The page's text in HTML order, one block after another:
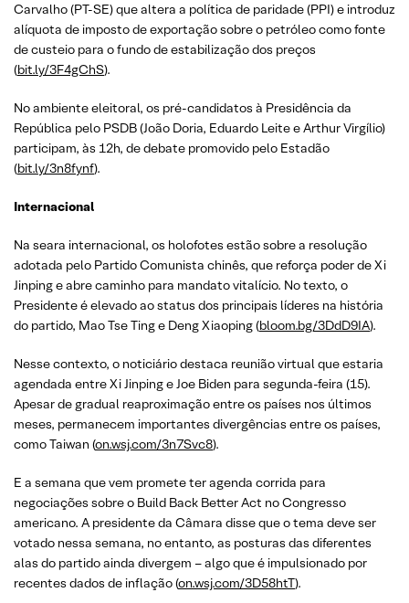
Carvalho (PT-SE) que altera a política de paridade (PPI) e introduz
alíquota de imposto de exportação sobre o petróleo como fonte
de custeio para o fundo de estabilização dos preços
(bit.ly/3F4gChS).
No ambiente eleitoral, os pré-candidatos à Presidência da
República pelo PSDB (João Doria, Eduardo Leite e Arthur Virgílio)
participam, às 12h, de debate promovido pelo Estadão
(bit.ly/3n8fynf).
Internacional
Na seara internacional, os holofotes estão sobre a resolução
adotada pelo Partido Comunista chinês, que reforça poder de Xi
Jinping e abre caminho para mandato vitalício. No texto, o
Presidente é elevado ao status dos principais líderes na história
do partido, Mao Tse Ting e Deng Xiaoping (bloom.bg/3DdD9IA).
Nesse contexto, o noticiário destaca reunião virtual que estaria
agendada entre Xi Jinping e Joe Biden para segunda-feira (15).
Apesar de gradual reaproximação entre os países nos últimos
meses, permanecem importantes divergências entre os países,
como Taiwan (on.wsj.com/3n7Svc8).
E a semana que vem promete ter agenda corrida para
negociações sobre o Build Back Better Act no Congresso
americano. A presidente da Câmara disse que o tema deve ser
votado nessa semana, no entanto, as posturas das diferentes
alas do partido ainda divergem – algo que é impulsionado por
recentes dados de inflação (on.wsj.com/3D58htT).